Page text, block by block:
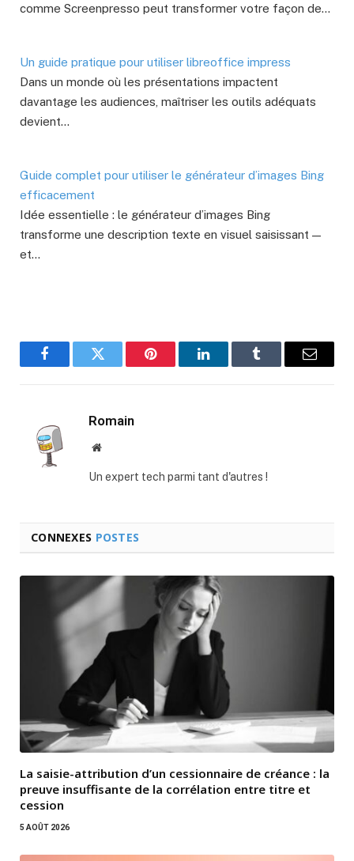
comme Screenpresso peut transformer votre façon de…
Un guide pratique pour utiliser libreoffice impress
Dans un monde où les présentations impactent
davantage les audiences, maîtriser les outils adéquats
devient…
Guide complet pour utiliser le générateur d’images Bing
efficacement
Idée essentielle : le générateur d’images Bing
transforme une description texte en visuel saisissant —
et…
FacebookTwitter Pinterest LinkedInTumblr
E-
Romain
Site
Un expert tech parmi tant d'autres !
CONNEXES POSTES
La saisie-attribution d’un cessionnaire de créance : la
preuve insuffisante de la corrélation entre titre et
cession
5 AOÛT 2026